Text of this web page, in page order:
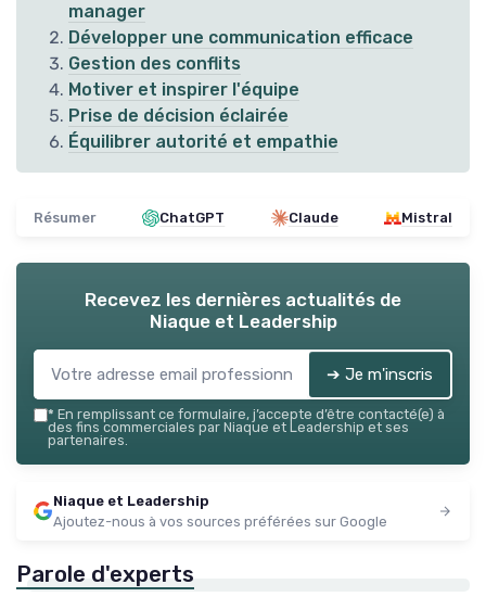
manager
Développer une communication efficace
Gestion des conflits
Motiver et inspirer l'équipe
Prise de décision éclairée
Équilibrer autorité et empathie
Résumer ChatGPT Claude Mistral
Recevez les dernières actualités de
Niaque et Leadership
➔ Je m'inscris
* En remplissant ce formulaire, j’accepte d’être contacté(e) à
des fins commerciales par Niaque et Leadership et ses
partenaires.
Niaque et Leadership
Ajoutez-nous à vos sources préférées sur Google
Parole d'experts